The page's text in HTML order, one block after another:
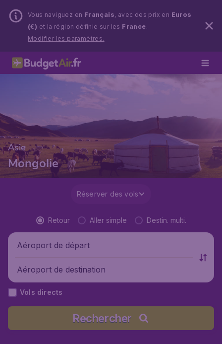
Vous naviguez en Français, avec des prix en Euros
(€) et la région définie sur les France.
Modifier les paramètres.
Asie
Mongolie
Réserver des vols
Retour Aller simple Destin. multi.
Aéroport de départ
Aéroport de destination
Vols directs
Rechercher